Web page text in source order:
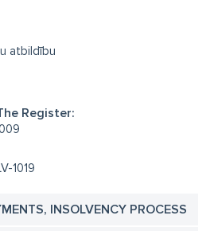
atbildību
Register:
1019
INSOLVENCY PROCESS